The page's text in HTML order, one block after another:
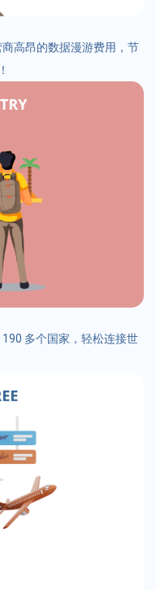
高昂的数据漫游费用，节
多个国家，轻松连接世